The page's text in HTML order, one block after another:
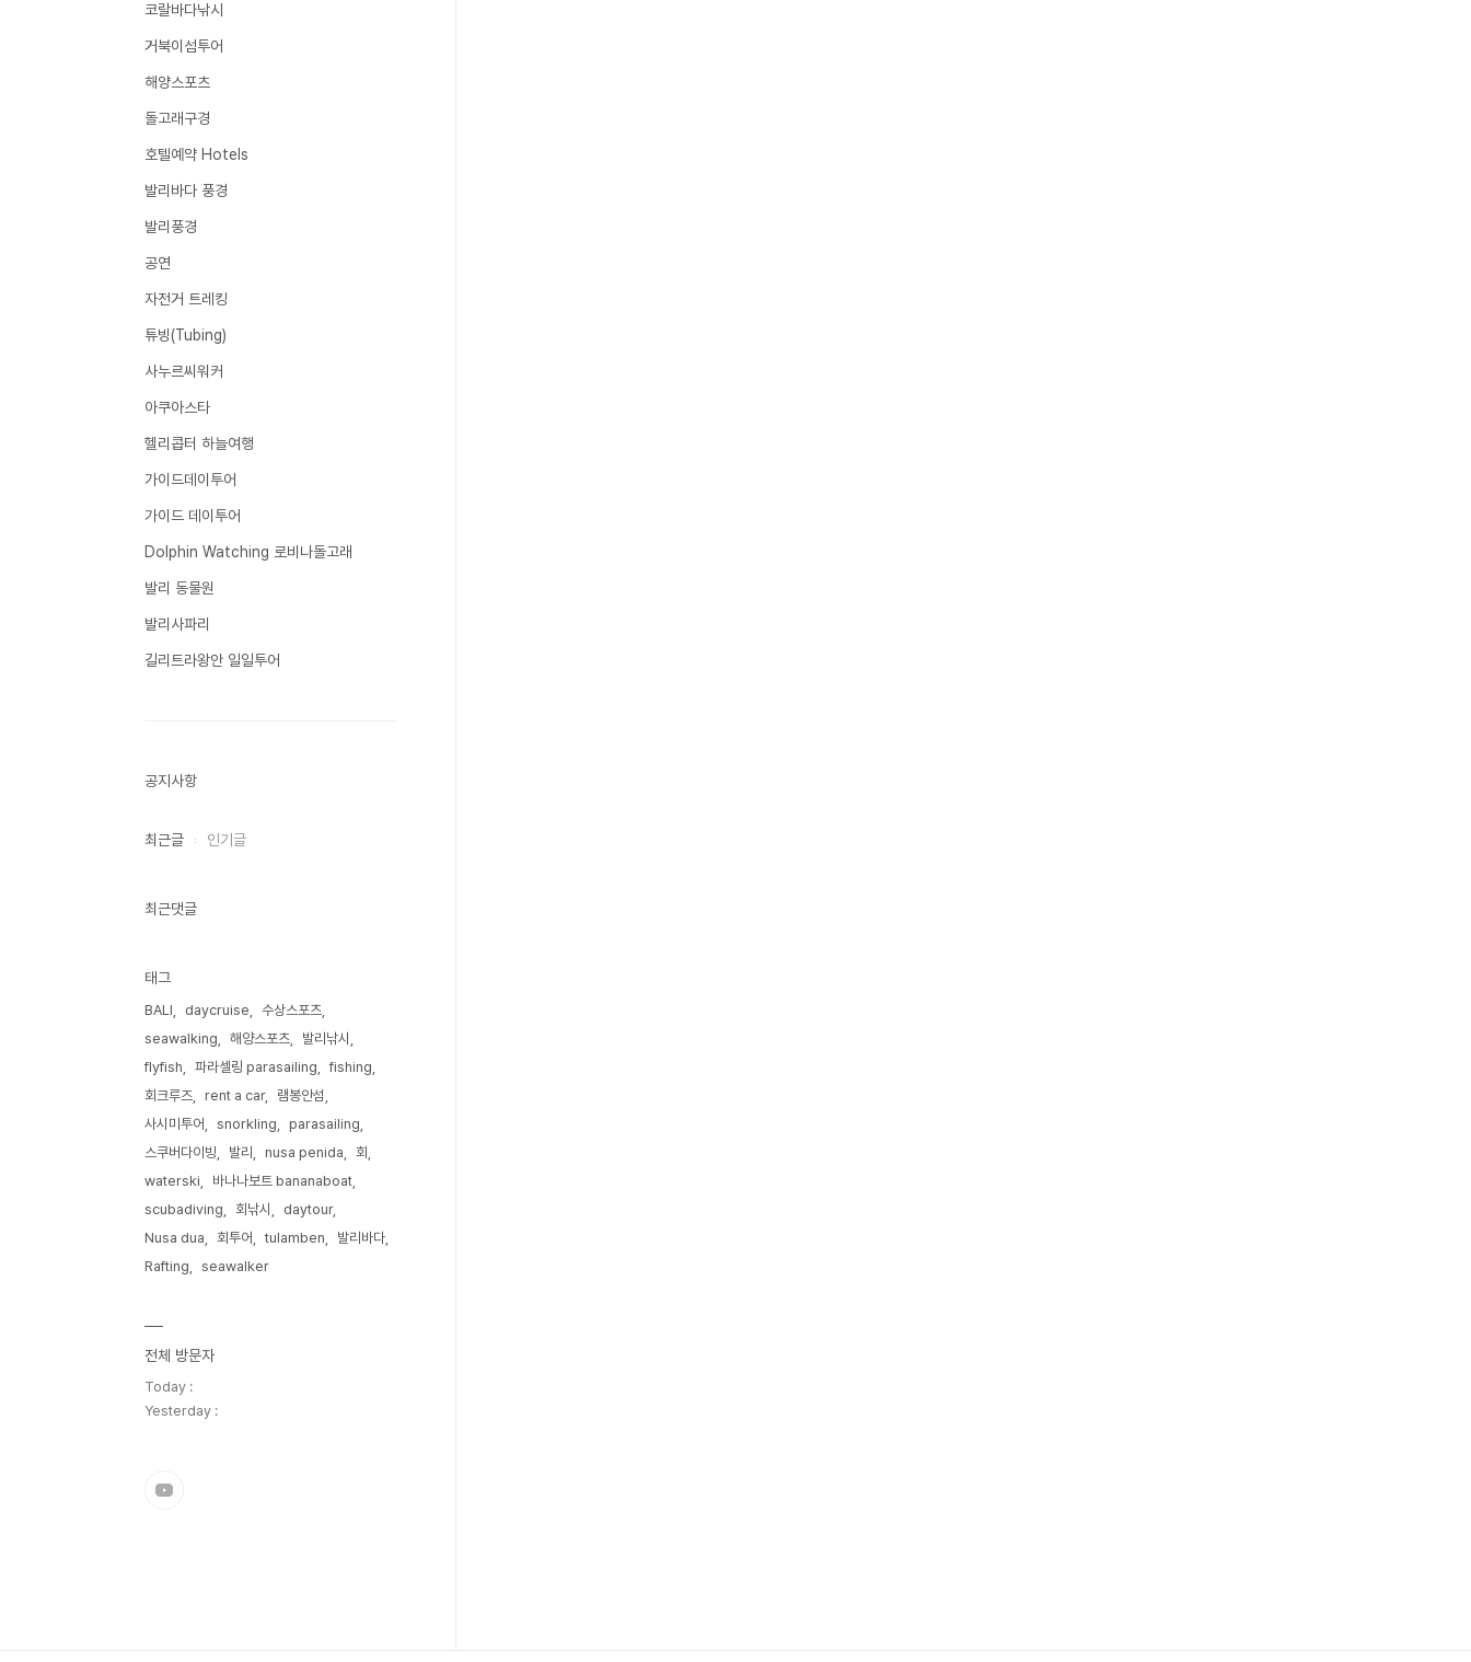
코랄바다낚시
거북이섬투어
해양스포츠
돌고래구경
호텔예약 Hotels
발리바다 풍경
발리풍경
공연
자전거 트레킹
튜빙(Tubing)
사누르씨워커
아쿠아스타
헬리콥터 하늘여행
가이드데이투어
가이드 데이투어
Dolphin Watching 로비나돌고래
발리 동물원
발리사파리
길리트라왕안 일일투어
공지사항
최근글 인기글
최근댓글
태그
BALI daycruise
수상스포츠
seawalking
해양스포츠
발리낚시
flyfish
파라셀링 parasailing
fishing
회크루즈
rent a car
램봉안섬
사시미투어
snorkling
parasailing
스쿠버다이빙
발리 nusa penida
회
waterski
바나나보트 bananaboat
scubadiving
회낚시
daytour
Nusa dua
회투어 tulamben
발리바다
Rafting
seawalker
전체 방문자
Today :
Yesterday :